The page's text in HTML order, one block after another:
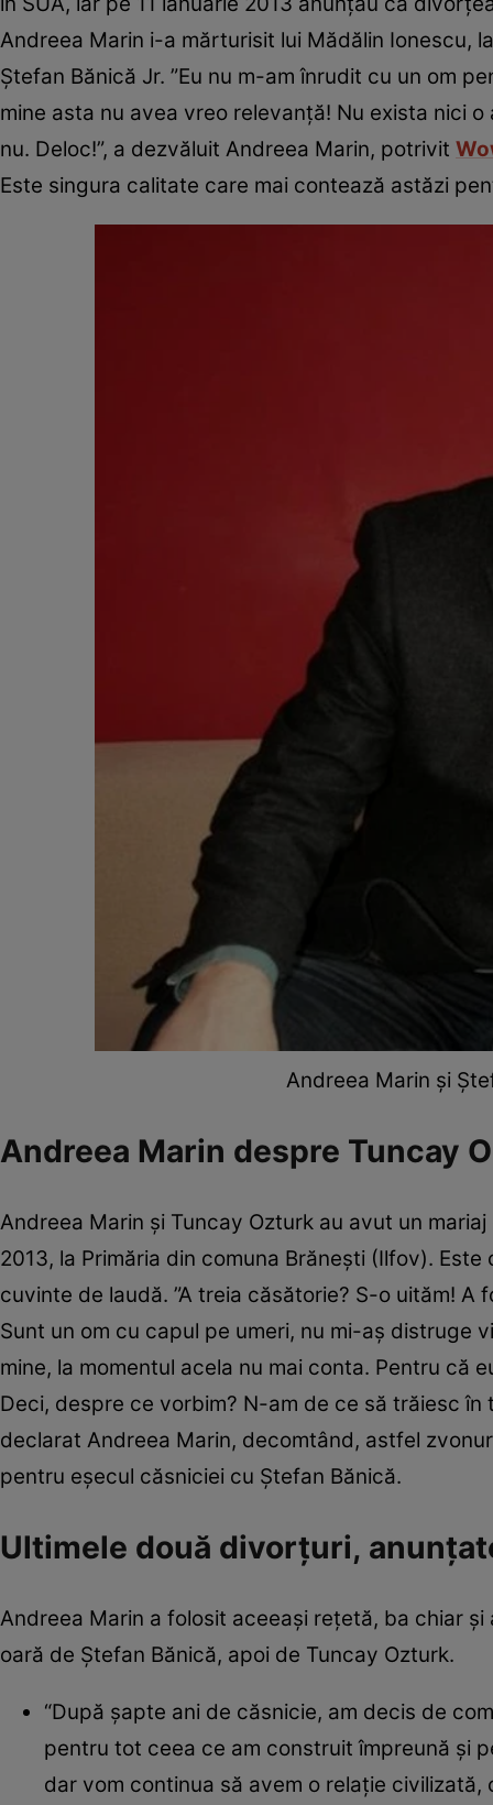
Andreea Marin i-a mărturisit lui Mădălin Ionescu,
Ștefan Bănică Jr. ”Eu nu m-am înrudit cu un om
mine asta nu avea vreo relevanță! Nu exista nici
nu. Deloc!”, a dezvăluit Andreea Marin, potrivit
Este singura calitate care mai contează astăzi
Andreea Marin și
Andreea Marin despre Tuncay
Andreea Marin și Tuncay Ozturk au avut un
2013, la Primăria din comuna Brăneşti (Ilfov).
cuvinte de laudă. ”A treia căsătorie? S-o uităm!
Sunt un om cu capul pe umeri, nu mi-aș
mine, la momentul acela nu mai conta. Pentru că
Deci, despre ce vorbim? N-am de ce să trăiesc în
declarat Andreea Marin, decomtând, astfel
pentru eșecul căsniciei cu Ștefan Bănică.
Ultimele două divorțuri,
Andreea Marin a folosit aceeași rețetă, ba chiar
oară de Ștefan Bănică, apoi de Tuncay Ozturk.
“După şapte ani de căsnicie, am decis de
pentru tot ceea ce am construit împreună şi
dar vom continua să avem o relaţie